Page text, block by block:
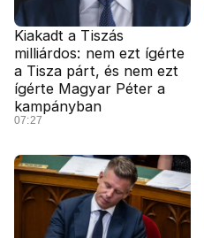
Kiakadt a Tiszás
milliárdos: nem ezt ígérte
a Tisza párt, és nem ezt
ígérte Magyar Péter a
kampányban
07:27